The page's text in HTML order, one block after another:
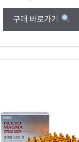
구매 바로가기